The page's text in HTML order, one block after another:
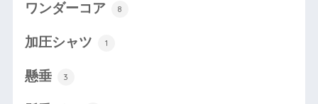
ワンダーコア 8
加圧シャツ 1
懸垂 3